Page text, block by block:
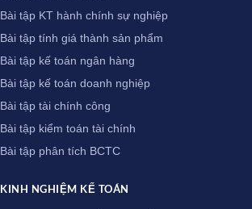
Bài tập KT hành chính sự nghiệp
Bài tập tính giá thành sản phẩm
Bài tập kế toán ngân hàng
Bài tập kế toán doanh nghiệp
Bài tập tài chính công
Bài tập kiểm toán tài chính
Bài tập phân tích BCTC
KINH NGHIỆM KẾ TOÁN